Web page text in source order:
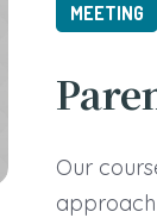
MEETING
Our